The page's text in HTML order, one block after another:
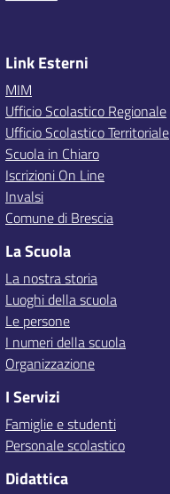
Link Esterni
MIM
Ufficio Scolastico Regionale
Ufficio Scolastico Territoriale
Scuola in Chiaro
Iscrizioni On Line
Invalsi
Comune di Brescia
La Scuola
La nostra storia
Luoghi della scuola
Le persone
I numeri della scuola
Organizzazione
I Servizi
Famiglie e studenti
Personale scolastico
Didattica